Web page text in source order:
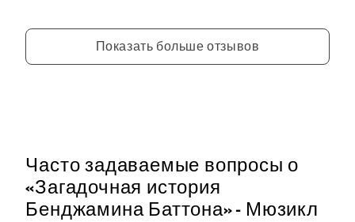
Показать больше отзывов
Часто задаваемые вопросы о
«Загадочная история
Бенджамина Баттона» - Мюзикл